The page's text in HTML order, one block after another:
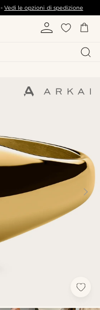
-Vedi le opzioni di spedizione